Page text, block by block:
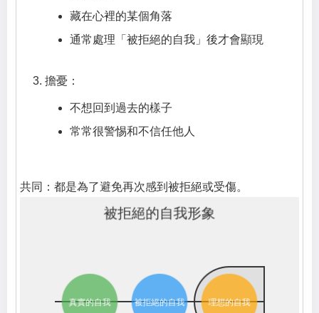
藏在心裡的某個角落
通常處理「被拒絕的自我」後才會顯現
擔憂：
不想回到過去的樣子
常常很警惕和不信任他人
共同：都是為了避免再次感到被拒絕或受傷。